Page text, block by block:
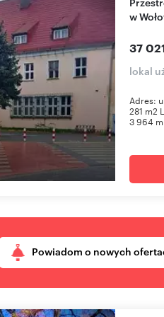
w
37
lokal
Adres:
281 m2
3 964
Powiadom o nowych